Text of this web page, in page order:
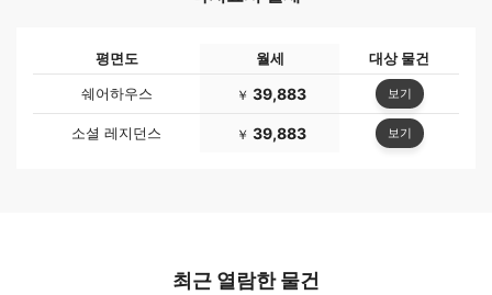
평면도 월세
대상 물건
쉐어하우스
￥ 39,883 보기
소셜 레지던스 ￥ 39,883 보기
최근 열람한 물건